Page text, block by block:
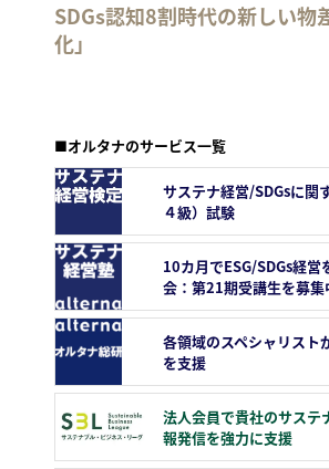
SDGs認知8割時代の新しい物
化」
■オルタナのサービス一覧
サステナ経営/SDGsに関
４級）試験
10カ月でESG/SDGs経営
会：第21期受講生を募集
各領域のスペシャリスト
を支援
法人会員で貴社のサステ
報発信を強力に支援